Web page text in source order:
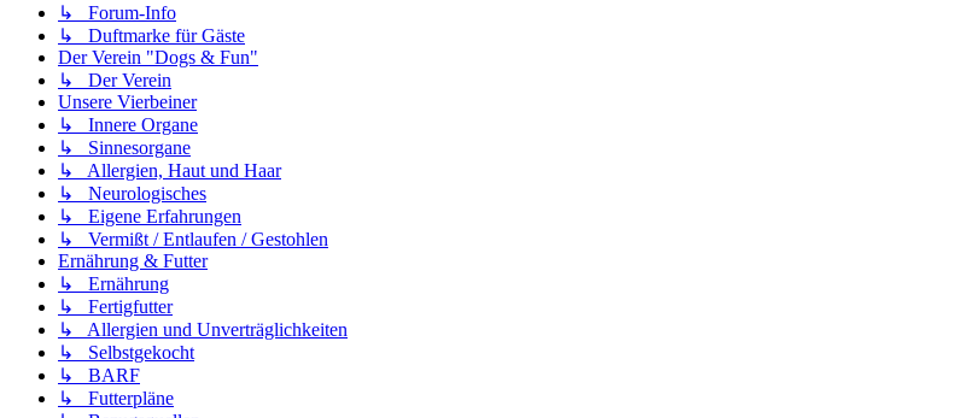
↳ Forum-Info
↳ Duftmarke für Gäste
Der Verein "Dogs & Fun"
↳ Der Verein
Unsere Vierbeiner
↳ Innere Organe
↳ Sinnesorgane
↳ Allergien, Haut und Haar
↳ Neurologisches
↳ Eigene Erfahrungen
↳ Vermißt / Entlaufen / Gestohlen
Ernährung & Futter
↳ Ernährung
↳ Fertigfutter
↳ Allergien und Unverträglichkeiten
↳ Selbstgekocht
↳ BARF
↳ Futterpläne